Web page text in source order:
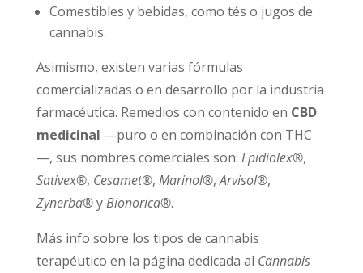
Comestibles y bebidas, como tés o jugos de
cannabis.
Asimismo, existen varias fórmulas
comercializadas o en desarrollo por la industria
farmacéutica. Remedios con contenido en CBD
medicinal —puro o en combinación con THC
—, sus nombres comerciales son: Epidiolex®,
Sativex®, Cesamet®, Marinol®,Arvisol®,
Zynerba®yBionorica®.
Más info sobre los tipos de cannabis
terapéutico en la página dedicada al Cannabis